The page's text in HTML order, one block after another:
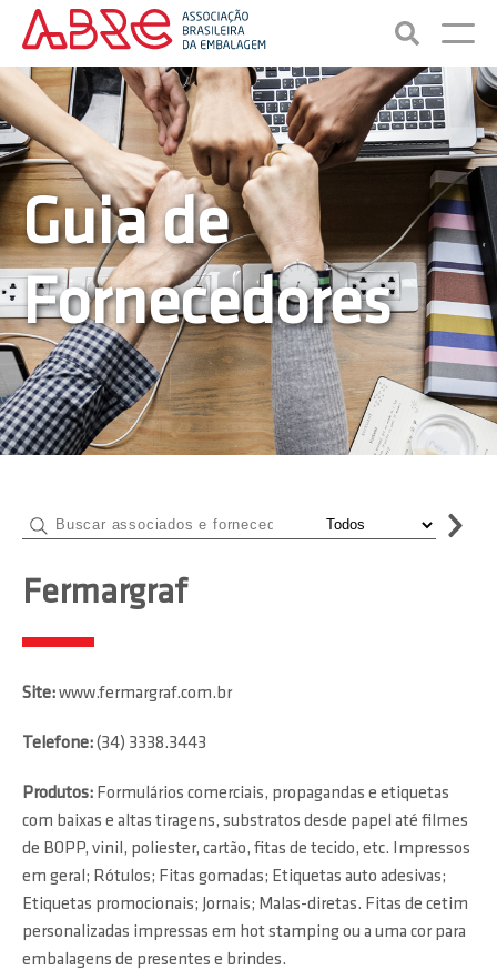
Guia de
Fornecedores
Fermargraf
Site:www.fermargraf.com.br
Telefone:(34) 3338.3443
Produtos: Formulários comerciais, propagandas e etiquetas
com baixas e altas tiragens, substratos desde papel até filmes
de BOPP, vinil, poliester, cartão, fitas de tecido, etc. Impressos
em geral; Rótulos; Fitas gomadas; Etiquetas auto adesivas;
Etiquetas promocionais; Jornais; Malas-diretas. Fitas de cetim
personalizadas impressas em hot stamping ou a uma cor para
embalagens de presentes e brindes.